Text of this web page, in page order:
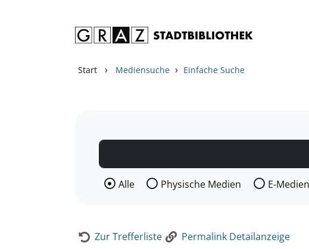
Start › Mediensuche › Einfache Suche
Wählen Sie die Medienart nach der Sie
Alle Physische Medien E-Medien
Zur Trefferliste Permalink Detailanzeige